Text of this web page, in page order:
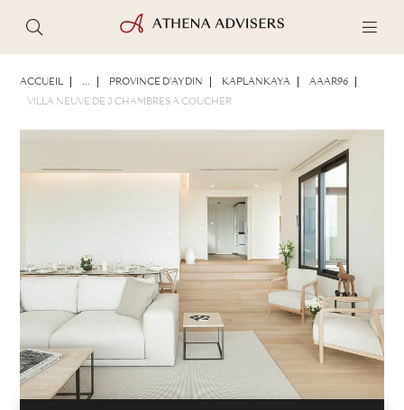
ACCUEIL ... PROVINCE D'AYDIN KAPLANKAYA AAAR96
VILLA NEUVE DE 3 CHAMBRES À COUCHER